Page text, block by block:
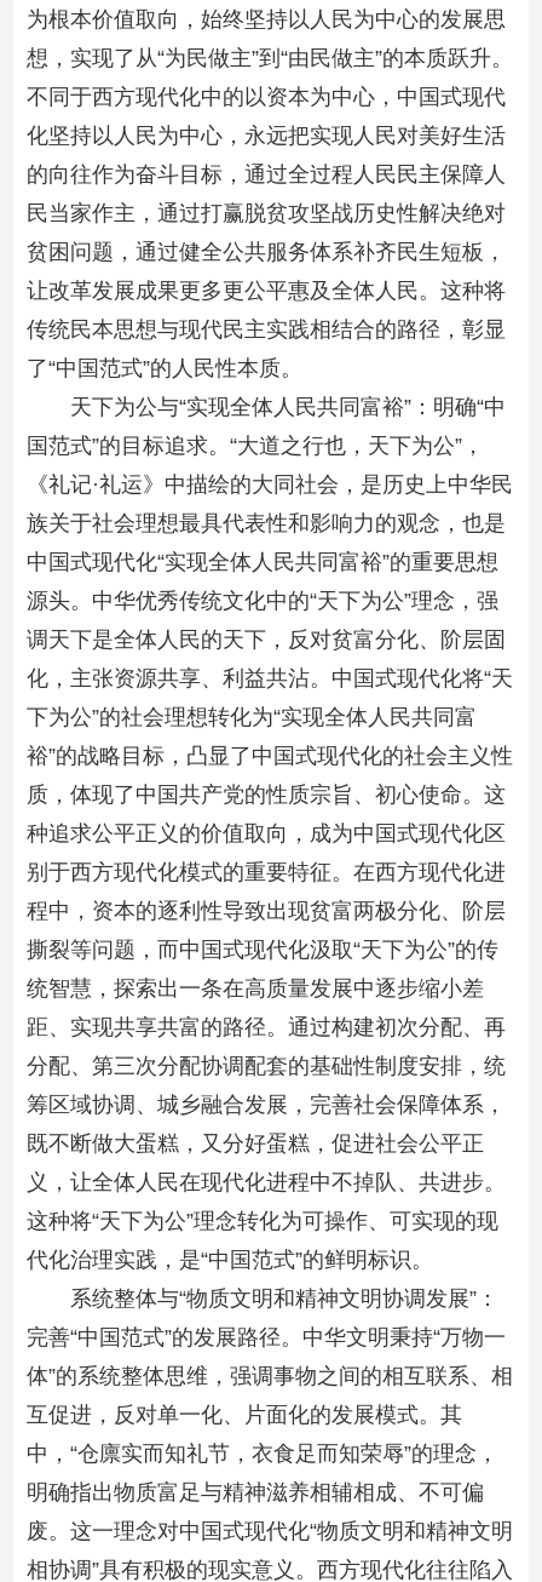
为根本价值取向，始终坚持以人民为中心的发展思
想，实现了从“为民做主”到“由民做主”的本质跃升。
不同于西方现代化中的以资本为中心，中国式现代
化坚持以人民为中心，永远把实现人民对美好生活
的向往作为奋斗目标，通过全过程人民民主保障人
民当家作主，通过打赢脱贫攻坚战历史性解决绝对
贫困问题，通过健全公共服务体系补齐民生短板，
让改革发展成果更多更公平惠及全体人民。这种将
传统民本思想与现代民主实践相结合的路径，彰显
了“中国范式”的人民性本质。
天下为公与“实现全体人民共同富裕”：明确“中
国范式”的目标追求。“大道之行也，天下为公”，
《礼记·礼运》中描绘的大同社会，是历史上中华民
族关于社会理想最具代表性和影响力的观念，也是
中国式现代化“实现全体人民共同富裕”的重要思想
源头。中华优秀传统文化中的“天下为公”理念，强
调天下是全体人民的天下，反对贫富分化、阶层固
化，主张资源共享、利益共沾。中国式现代化将“天
下为公”的社会理想转化为“实现全体人民共同富
裕”的战略目标，凸显了中国式现代化的社会主义性
质，体现了中国共产党的性质宗旨、初心使命。这
种追求公平正义的价值取向，成为中国式现代化区
别于西方现代化模式的重要特征。在西方现代化进
程中，资本的逐利性导致出现贫富两极分化、阶层
撕裂等问题，而中国式现代化汲取“天下为公”的传
统智慧，探索出一条在高质量发展中逐步缩小差
距、实现共享共富的路径。通过构建初次分配、再
分配、第三次分配协调配套的基础性制度安排，统
筹区域协调、城乡融合发展，完善社会保障体系，
既不断做大蛋糕，又分好蛋糕，促进社会公平正
义，让全体人民在现代化进程中不掉队、共进步。
这种将“天下为公”理念转化为可操作、可实现的现
代化治理实践，是“中国范式”的鲜明标识。
系统整体与“物质文明和精神文明协调发展”：
完善“中国范式”的发展路径。中华文明秉持“万物一
体”的系统整体思维，强调事物之间的相互联系、相
互促进，反对单一化、片面化的发展模式。其
中，“仓廪实而知礼节，衣食足而知荣辱”的理念，
明确指出物质富足与精神滋养相辅相成、不可偏
废。这一理念对中国式现代化“物质文明和精神文明
相协调”具有积极的现实意义。西方现代化往往陷入